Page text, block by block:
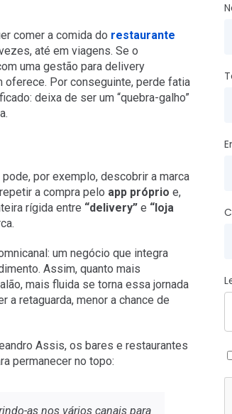
comer a comida do restaurante
até em viagens. Se o
uma gestão para delivery
oferece. Por conseguinte, perde fatia
deixa de ser um “quebra-galho”
por exemplo, descobrir a marca
a compra pelo app próprio e,
rígida entre “delivery”e “loja
um negócio que integra
Assim, quanto mais
mais fluida se torna essa jornada
a retaguarda, menor a chance de
Assis, os bares e restaurantes
permanecer no topo:
as nos vários canais para